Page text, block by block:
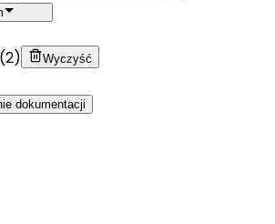
2) Wyczyść
dokumentacji